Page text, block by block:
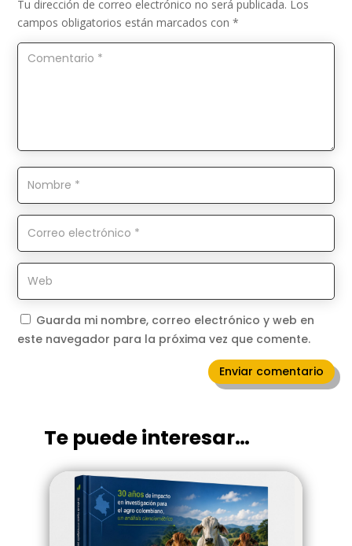
Tu dirección de correo electrónico no será publicada. Los
campos obligatorios están marcados con*
Guarda mi nombre, correo electrónico y web en
este navegador para la próxima vez que comente.
Enviar comentario
Te puede interesar…